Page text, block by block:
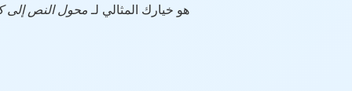
هو خيارك المثالي لـمحول النص إلى